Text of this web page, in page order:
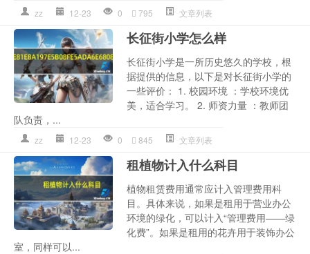
zz 12-23 0 795 文章列表
长征街小学怎么样
长征街小学是一所历史悠久的学校，根
据提供的信息，以下是对长征街小学的
一些评价： 1. 校园环境 ：学校环境优
美，适合学习。 2. 师资力量 ：教师团
队负责，...
zz 12-23 0 845 文章列表
租植物计入什么科目
植物租赁费用通常应计入管理费用科
目。具体来说，如果是租用于营业办公
环境的绿化，可以计入“管理费用——绿
化费”。如果是租用的花卉用于装饰办公
室，同样可以...